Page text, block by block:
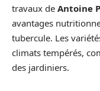
travaux de Antoine
avantages
tubercule. Les
climats tempérés,
des jardiniers.